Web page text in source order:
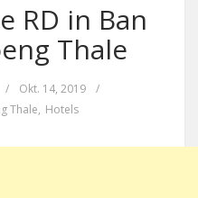
RD in Ban
Thale
/ Okt. 14, 2019
/
Thale, Hotels